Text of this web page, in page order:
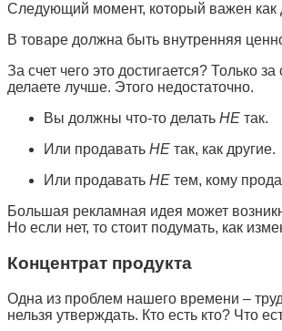
Следующий момент, который важен как
В товаре должна быть внутренняя
За счет чего это достигается? Только
делаете лучше. Этого недостаточно.
Вы должны что-то делать НЕ так.
Или продавать НЕ так, как другие.
Или продавать НЕ тем, кому
Большая рекламная идея может
Но если нет, то стоит подумать, как
Концентрат продукта
Одна из проблем нашего времени –
нельзя утверждать. Кто есть кто? Что